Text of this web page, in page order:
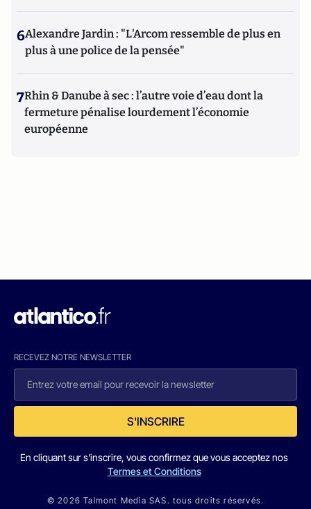
6Alexandre Jardin : "L'Arcom ressemble de plus en
plus à une police de la pensée"
7Rhin & Danube à sec : l’autre voie d’eau dont la
fermeture pénalise lourdement l’économie
européenne
RECEVEZ NOTRE NEWSLETTER
S'INSCRIRE
En cliquant sur s'inscrire, vous confirmez que vous acceptez nos
Termes et Conditions
© 2026 Talmont Media SAS. tous droits réservés.